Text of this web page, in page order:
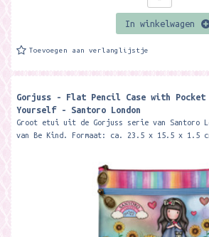
In winkelwagen
Toevoegen aan verlanglijstje
Gorjuss - Flat Pencil Case with Pocket
Yourself - Santoro London
Groot etui uit de Gorjuss serie van Santoro
van Be Kind. Formaat: ca. 23.5 x 15.5 x